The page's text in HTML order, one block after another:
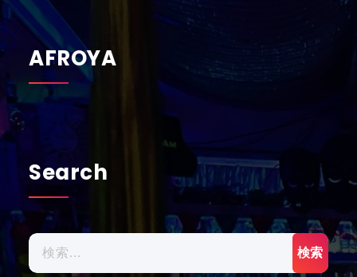
AFROYA
Search
検
索: